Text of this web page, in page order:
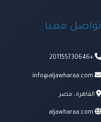
تواصل معنا
+201155730646
info@aljawharaa.com
القاهرة، مصر
aljawharaa.com